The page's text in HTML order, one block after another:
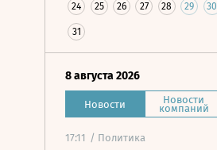
24 25 26 27 28 29 30
31
8 августа 2026
Новости Новости
компаний
17:11 / Политика